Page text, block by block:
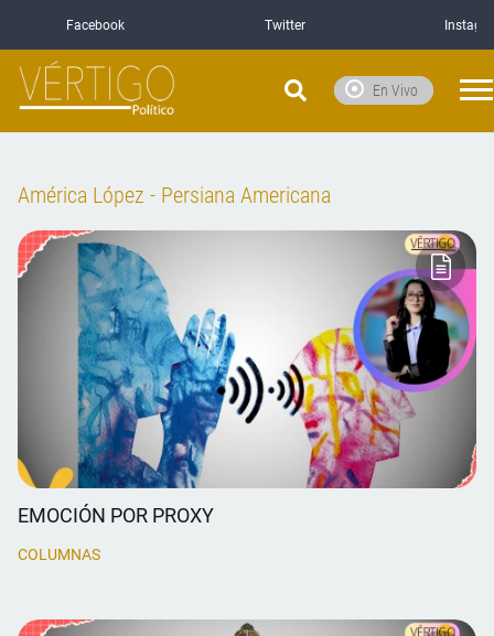
Facebook Twitter
En Vivo
América López - Persiana Americana
EMOCIÓN POR PROXY
COLUMNAS